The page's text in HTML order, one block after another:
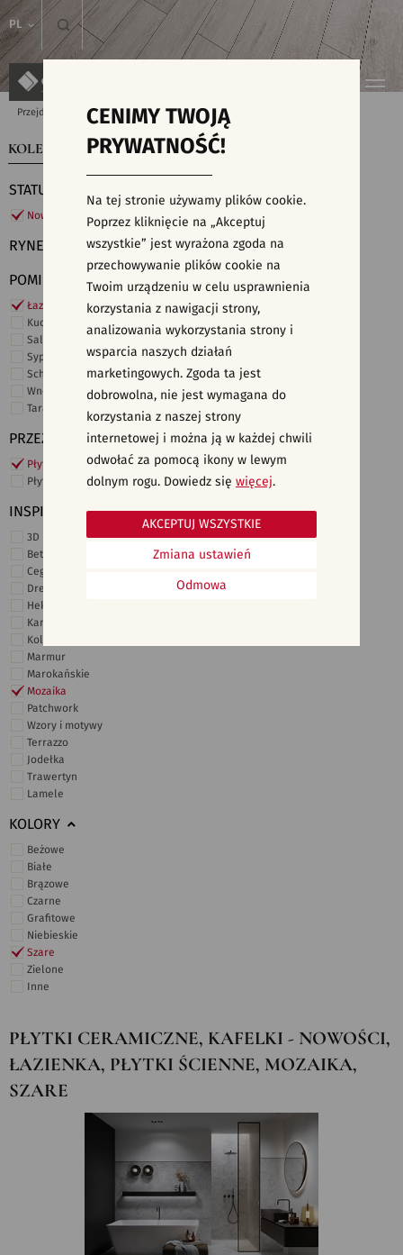
PL
Przejdź do strony głównej Kolekcje
KOLEKCJE WYSZUKIWARKA PŁYTEK
STATUS
Nowości
RYNEK
POMIESZCZENIE
Łazienka
Kuchnia
Salon i hol
Sypialnia
Schody
Wnętrza komercyjne
Taras i ogród
PRZEZNACZENIE
Płytki ścienne
Płytki podłogowe
INSPIRACJE
3D i struktury
Beton
Cegiełki
Drewno
Heksagonalne
Kamień
Kolor
Marmur
Marokańskie
Mozaika
Patchwork
Wzory i motywy
Terrazzo
Jodełka
Trawertyn
Lamele
KOLORY
Beżowe
Białe
Brązowe
Czarne
Grafitowe
Niebieskie
Szare
Zielone
Inne
PŁYTKI CERAMICZNE, KAFELKI - NOWOŚCI,
ŁAZIENKA, PŁYTKI ŚCIENNE, MOZAIKA,
SZARE
CENIMY TWOJĄ
PRYWATNOŚĆ!
Na tej stronie używamy plików cookie.
Poprzez kliknięcie na „Akceptuj
wszystkie” jest wyrażona zgoda na
przechowywanie plików cookie na
Twoim urządzeniu w celu usprawnienia
korzystania z nawigacji strony,
analizowania wykorzystania strony i
wsparcia naszych działań
marketingowych. Zgoda ta jest
dobrowolna, nie jest wymagana do
korzystania z naszej strony
internetowej i można ją w każdej chwili
odwołać za pomocą ikony w lewym
dolnym rogu. Dowiedz się więcej.
Odmowa
Zmiana ustawień
AKCEPTUJ WSZYSTKIE